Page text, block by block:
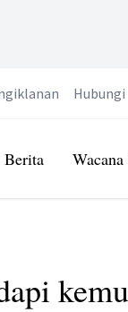
Hubungi
Berita Wacana